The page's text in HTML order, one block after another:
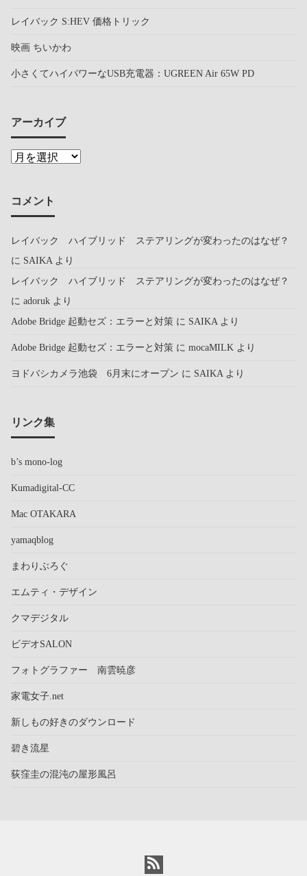
レイバック S:HEV 価格トリック
映画 ちいかわ
小さくてハイパワーなUSB充電器：UGREEN Air 65W PD
アーカイブ
コメント
レイバック ハイブリッド ステアリングが変わったのはなぜ？
に SAIKA より
レイバック ハイブリッド ステアリングが変わったのはなぜ？
に adoruk より
Adobe Bridge 起動セズ：エラーと対策 に SAIKA より
Adobe Bridge 起動セズ：エラーと対策 に mocaMILK より
ヨドバシカメラ池袋 6月末にオープン に SAIKA より
リンク集
b’s mono-log
Kumadigital-CC
Mac OTAKARA
yamaqblog
まわりぶろぐ
エムティ・デザイン
クマデジタル
ビデオSALON
フォトグラファー 南雲暁彦
家電女子.net
新しもの好きのダウンロード
碧き流星
荻窪圭の混沌の屋形風呂